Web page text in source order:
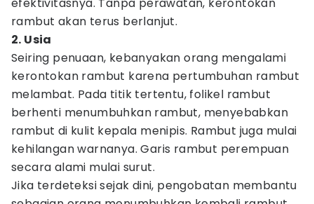
rambut akan terus berlanjut.
2. Usia
Seiring penuaan, kebanyakan orang mengalami
kerontokan rambut karena pertumbuhan rambut
melambat. Pada titik tertentu, folikel rambut
berhenti menumbuhkan rambut, menyebabkan
rambut di kulit kepala menipis. Rambut juga mulai
kehilangan warnanya. Garis rambut perempuan
secara alami mulai surut.
Jika terdeteksi sejak dini, pengobatan membantu